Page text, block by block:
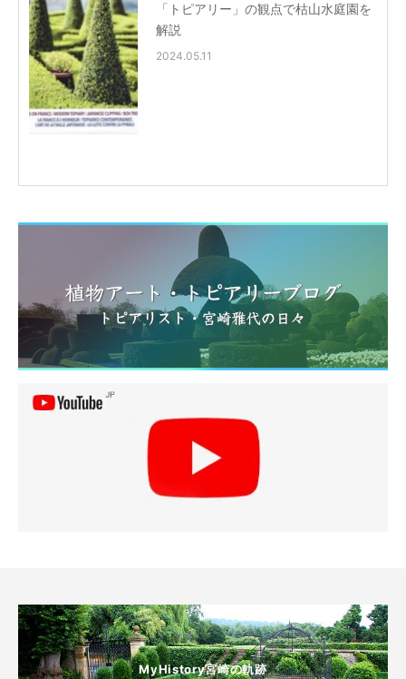
「トピアリー」の観点で枯山水庭園を
解説
2024.05.11
MyHistory宮崎の軌跡